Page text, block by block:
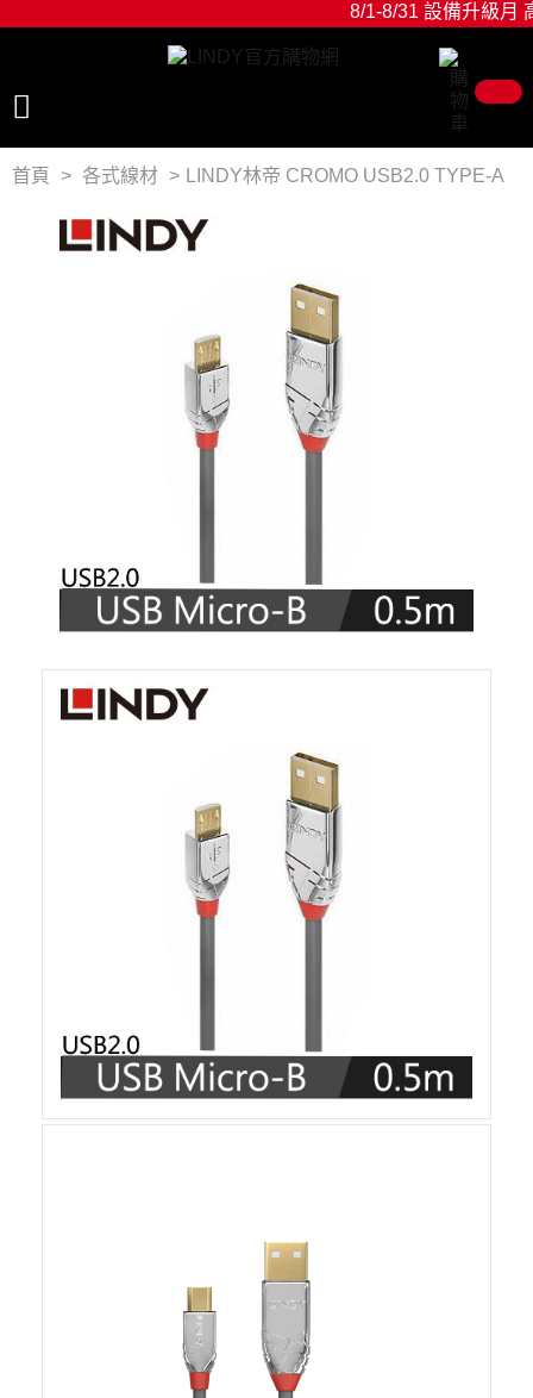
8/1-8/31 設備升級月
首頁 各式線材
LINDY林帝 CROMO USB2.0 TYPE-A